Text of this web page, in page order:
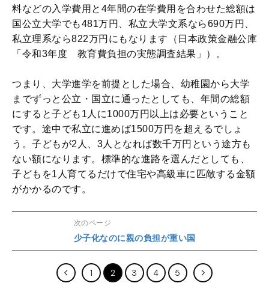
料などの入学費用と4年間の在学費用を合わせた総額は
国公立大学でも481万円、私立大学文系なら690万円、
私立理系なら822万円にもなります（日本政策金融公庫
「令和3年度 教育費負担の実態調査結果」）。
つまり、大学進学を前提とした場合、幼稚園から大学
までずっと公立・国立に通ったとしても、年間の総額
にすると子ども1人に1000万円以上は必要ということ
です。途中で私立に進めば1500万円を超えるでしょ
う。子どもが2人、3人となれば数千万円という途方も
ない額になります。標準的な進路を選んだとしても、
子どもを1人育てるだけで住宅や高級車に匹敵する金額
がかかるのです。
次のページ
少子化なのに親の負担が重い国
1 2 3 4 5